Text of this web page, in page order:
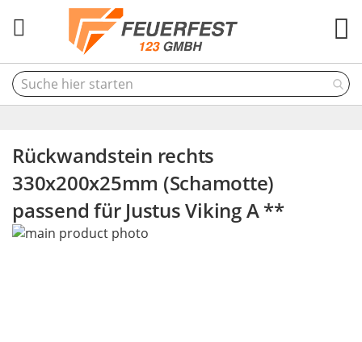
Rückwandstein rechts
330x200x25mm (Schamotte)
passend für Justus Viking A **
Skip